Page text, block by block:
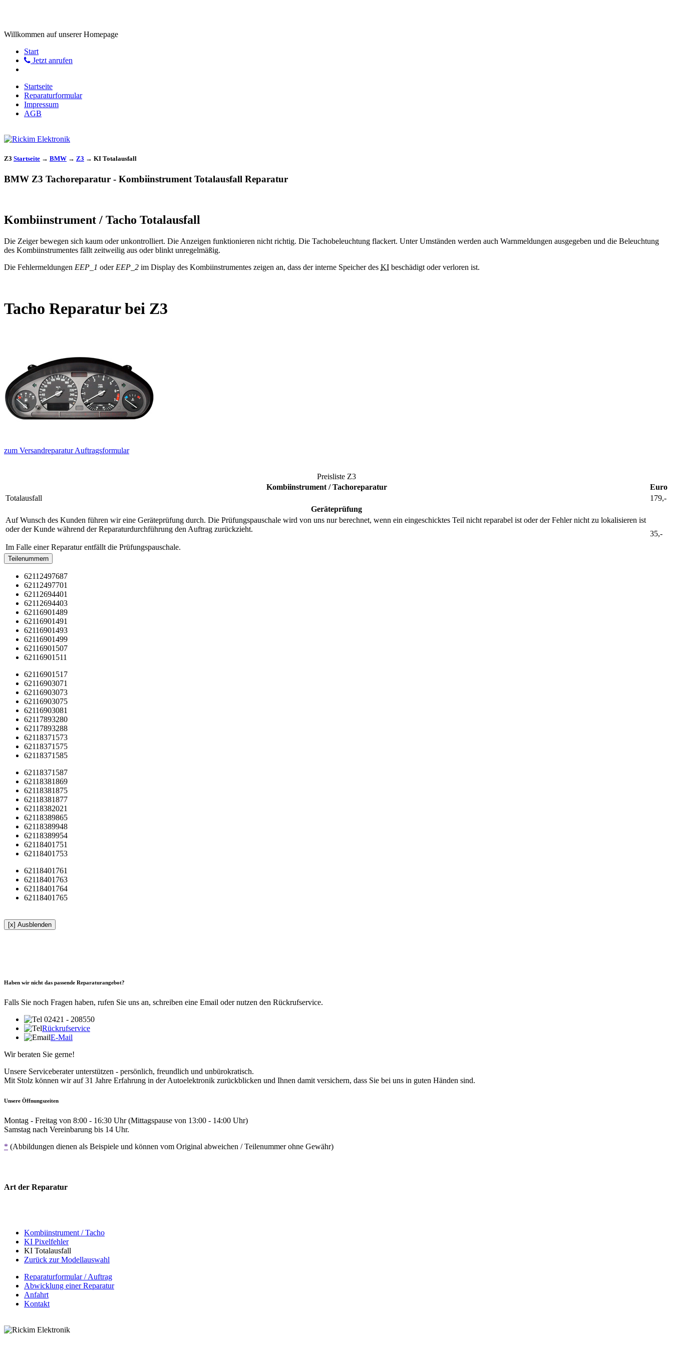
Willkommen auf unserer Homepage
Start
Jetzt anrufen
Startseite
Reparaturformular
Impressum
AGB
Z3 Startseite → BMW → Z3 → KI Totalausfall
BMW Z3 Tachoreparatur - Kombiinstrument Totalausfall Reparatur
Kombiinstrument / Tacho Totalausfall
Die Zeiger bewegen sich kaum oder unkontrolliert. Die Anzeigen funktionieren nicht richtig. Die Tachobeleuchtung flackert. Unter Umständen werden auch Warnmeldungen ausgegeben und die Beleuchtung
des Kombiinstrumentes fällt zeitweilig aus oder blinkt unregelmäßig.
Die Fehlermeldungen EEP_1 oder EEP_2 im Display des Kombiinstrumentes zeigen an, dass der interne Speicher des KI beschädigt oder verloren ist.
Tacho Reparatur bei Z3
zum Versandreparatur Auftragsformular
Preisliste Z3
Kombiinstrument / Tachoreparatur
Euro
Totalausfall
179,-
Geräteprüfung
Auf Wunsch des Kunden führen wir eine Geräteprüfung durch. Die Prüfungspauschale wird von uns nur berechnet, wenn ein eingeschicktes Teil nicht reparabel ist oder der Fehler nicht zu lokalisieren ist
oder der Kunde während der Reparaturdurchführung den Auftrag zurückzieht.
Im Falle einer Reparatur entfällt die Prüfungspauschale.
35,-
Teilenummern
62112497687
62112497701
62112694401
62112694403
62116901489
62116901491
62116901493
62116901499
62116901507
62116901511
62116901517
62116903071
62116903073
62116903075
62116903081
62117893280
62117893288
62118371573
62118371575
62118371585
62118371587
62118381869
62118381875
62118381877
62118382021
62118389865
62118389948
62118389954
62118401751
62118401753
62118401761
62118401763
62118401764
62118401765
[x] Ausblenden
Haben wir nicht das passende Reparaturangebot?
Falls Sie noch Fragen haben, rufen Sie uns an, schreiben eine Email oder nutzen den Rückrufservice.
02421 - 208550
Rückrufservice
E-Mail
Wir beraten Sie gerne!
Unsere Serviceberater unterstützen - persönlich, freundlich und unbürokratisch.
Mit Stolz können wir auf 31 Jahre Erfahrung in der Autoelektronik zurückblicken und Ihnen damit versichern, dass Sie bei uns in guten Händen sind.
Unsere Öffnungszeiten
Montag - Freitag von 8:00 - 16:30 Uhr (Mittagspause von 13:00 - 14:00 Uhr)
Samstag nach Vereinbarung bis 14 Uhr.
* (Abbildungen dienen als Beispiele und können vom Original abweichen / Teilenummer ohne Gewähr)
Art der Reparatur
Kombiinstrument / Tacho
KI Pixelfehler
KI Totalausfall
Zurück zur Modellauswahl
Reparaturformular / Auftrag
Abwicklung einer Reparatur
Anfahrt
Kontakt